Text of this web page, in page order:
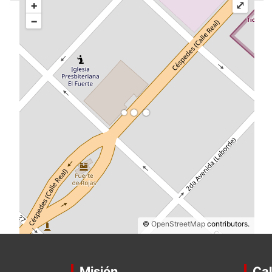
+
−
© OpenStreetMapcontributors.
⤢